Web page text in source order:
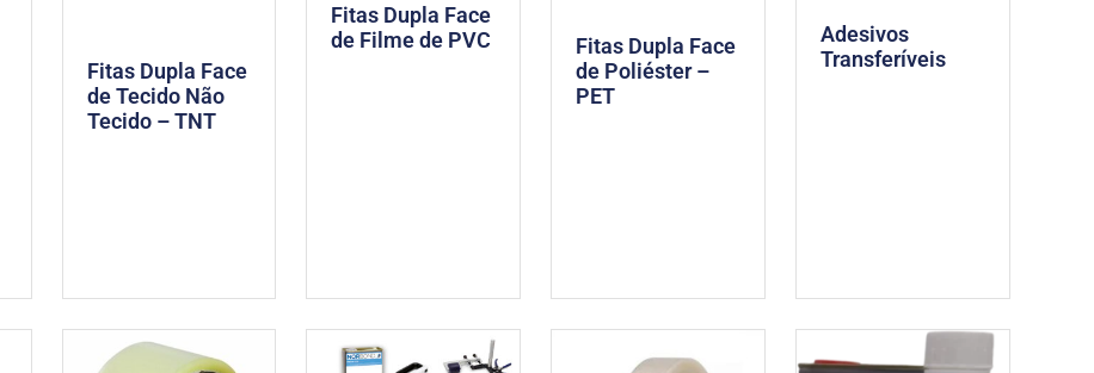
Fitas Dupla Face
de Tecido Não
Tecido – TNT
Fitas Dupla Face
de Filme de PVC
Fitas Dupla Face
de Poliéster –
PET
Adesivos
Transferíveis